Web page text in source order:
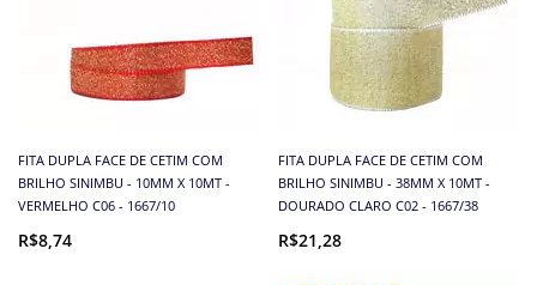
FITA DUPLA FACE DE CETIM COM
BRILHO SINIMBU - 10MM X 10MT -
VERMELHO C06 - 1667/10
R$8,74
FITA DUPLA FACE DE CETIM COM
BRILHO SINIMBU - 38MM X 10MT -
DOURADO CLARO C02 - 1667/38
R$21,28